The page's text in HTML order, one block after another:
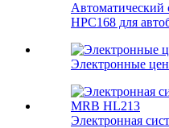
Автоматический
HPC168 для
Электронные
Электронная